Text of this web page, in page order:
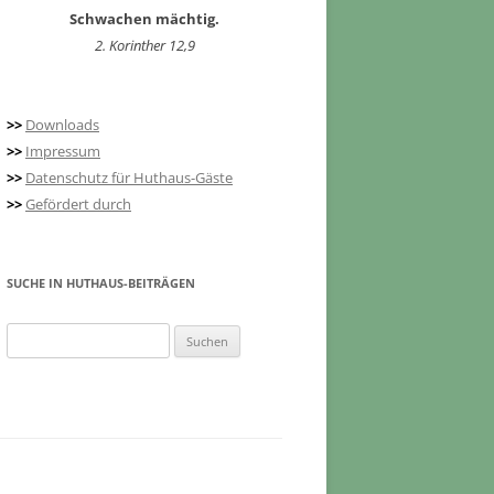
Schwachen mächtig.
2. Korinther 12,9
>> Downloads
>> Impressum
>> Datenschutz für Huthaus-Gäste
>>Gefördert durch
SUCHE IN HUTHAUS-BEITRÄGEN